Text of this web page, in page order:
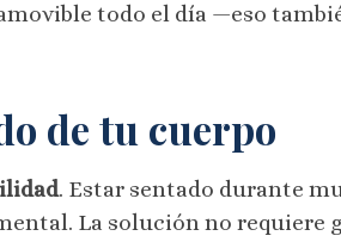
todo el día —eso
de tu cuerpo
. Estar sentado durante
La solución no requiere